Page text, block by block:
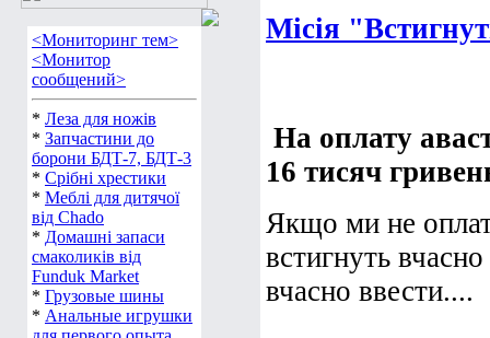
<Мониторинг тем>
<Монитор
сообщений>
* Леза для ножів
* Запчастини до
борони БДТ-7, БДТ-3
* Срібні хрестики
* Меблі для дитячої
від Chado
* Домашні запаси
смаколиків від
Funduk Market
* Грузовые шины
* Анальные игрушки
Місія
На оплату
16 тисяч
Якщо ми не
встигнуть
вчасно ввести....